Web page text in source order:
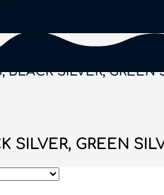
BLACK SILVER, GREEN
SILVER, GREEN